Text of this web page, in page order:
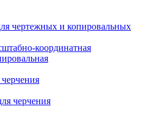
чертежных и копировальных
координатная
черчения